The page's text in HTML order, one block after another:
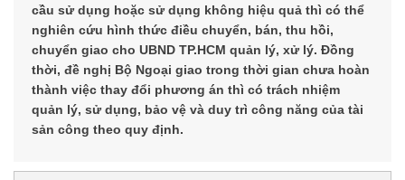
cầu sử dụng hoặc sử dụng không hiệu quả thì có thể
nghiên cứu hình thức điều chuyển, bán, thu hồi,
chuyển giao cho UBND TP.HCM quản lý, xử lý. Đồng
thời, đề nghị Bộ Ngoại giao trong thời gian chưa hoàn
thành việc thay đổi phương án thì có trách nhiệm
quản lý, sử dụng, bảo vệ và duy trì công năng của tài
sản công theo quy định.